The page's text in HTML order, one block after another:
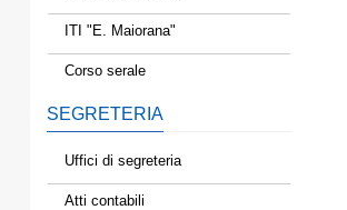
ITI "E. Maiorana"
Corso serale
SEGRETERIA
Uffici di segreteria
Atti contabili